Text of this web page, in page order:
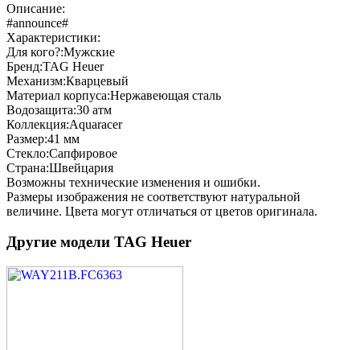
Описание:
#announce#
Характеристики:
Для кого?:Мужские
Бренд:TAG Heuer
Механизм:Кварцевый
Материал корпуса:Нержавеющая сталь
Водозащита:30 атм
Коллекция:Aquaracer
Размер:41 мм
Стекло:Сапфировое
Страна:Швейцария
Возможны технические изменения и ошибки.
Размеры изображения не соответствуют натуральной
величине. Цвета могут отличаться от цветов оригинала.
Другие модели TAG Heuer